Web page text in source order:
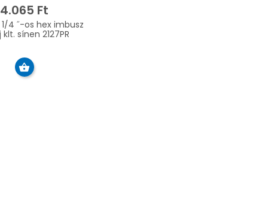
4.065 Ft
4 ˝-os hex imbusz
sínen 2127PR